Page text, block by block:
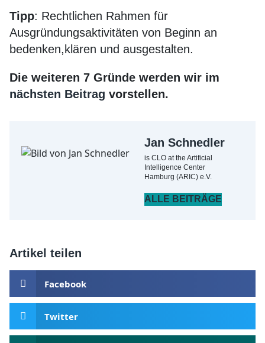
Tipp: Rechtlichen Rahmen für
Ausgründungsaktivitäten von Beginn an
bedenken,klären und ausgestalten.
Die weiteren 7 Gründe werden wir im
nächsten Beitrag vorstellen.
Jan Schnedler
is CLO at the Artificial
Intelligence Center
Hamburg (ARIC) e.V.
ALLE BEITRÄGE
Artikel teilen
Facebook
Twitter